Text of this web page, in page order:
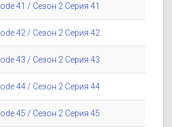
41 / Сезон 2 Серия 41
42 / Сезон 2 Серия 42
43 / Сезон 2 Серия 43
44 / Сезон 2 Серия 44
45 / Сезон 2 Серия 45